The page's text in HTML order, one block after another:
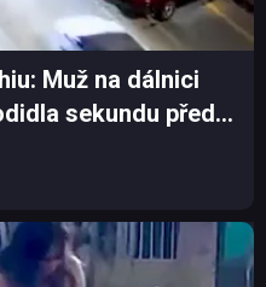
Muž na dálnici
sekundu před